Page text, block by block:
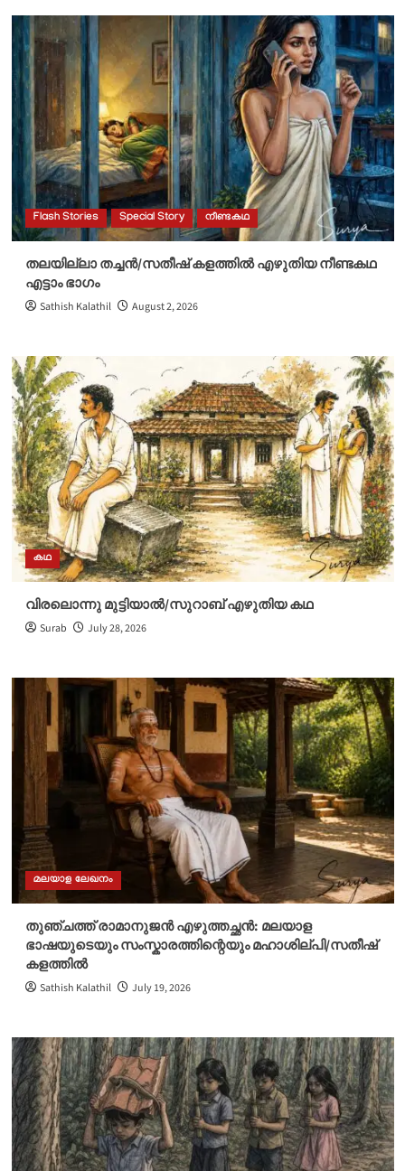
Flash Stories Special Story നീണ്ടകഥ
തലയില്ലാ തച്ചൻ/സതീഷ് കളത്തിൽ എഴുതിയ നീണ്ടകഥ
എട്ടാം ഭാഗം
Sathish Kalathil August 2, 2026
കഥ
വിരലൊന്നു മുട്ടിയാൽ/സുറാബ് എഴുതിയ കഥ
Surab July 28, 2026
മലയാള ലേഖനം
തുഞ്ചത്ത് രാമാനുജൻ എഴുത്തച്ഛൻ: മലയാള
ഭാഷയുടെയും സംസ്കാരത്തിന്റെയും മഹാശില്പി/സതീഷ്
കളത്തിൽ
Sathish Kalathil July 19, 2026